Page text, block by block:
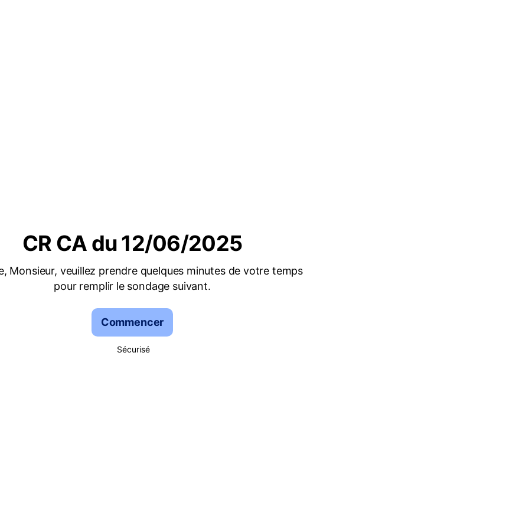
CR CA du 12/06/2025
Monsieur, veuillez prendre quelques minutes de votre temps
pour remplir le sondage suivant.
Commencer
Sécurisé